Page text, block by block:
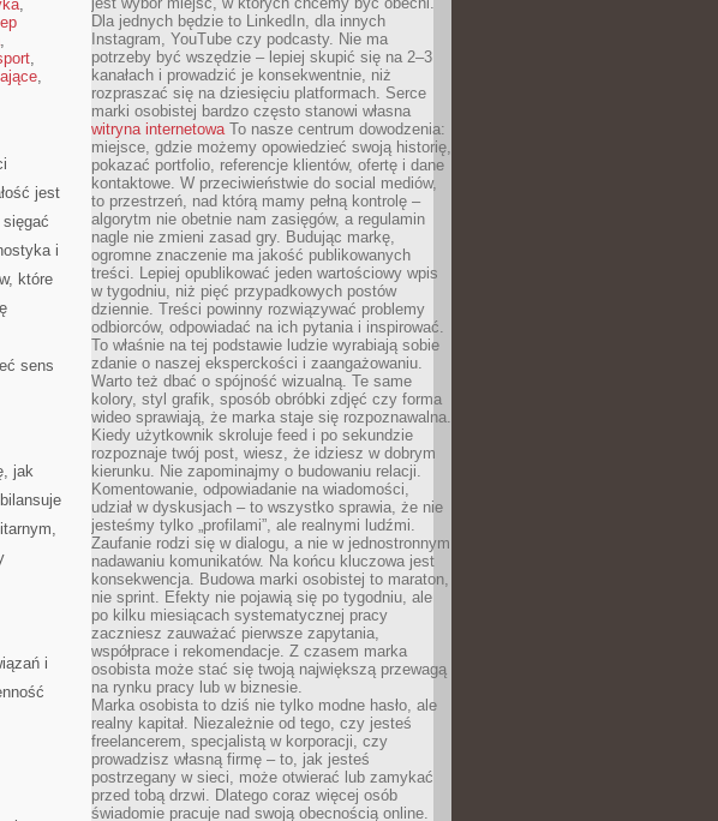
,
,
,
,
jest
i
które
sens
jak
i
Dla jednych będzie to LinkedIn, dla innych
Instagram, YouTube czy podcasty. Nie ma
potrzeby być wszędzie – lepiej skupić się na 2–3
kanałach i prowadzić je konsekwentnie, niż
rozpraszać się na dziesięciu platformach. Serce
marki osobistej bardzo często stanowi własna
witryna internetowaTo nasze centrum dowodzenia:
miejsce, gdzie możemy opowiedzieć swoją historię,
pokazać portfolio, referencje klientów, ofertę i dane
kontaktowe. W przeciwieństwie do social mediów,
to przestrzeń, nad którą mamy pełną kontrolę –
algorytm nie obetnie nam zasięgów, a regulamin
nagle nie zmieni zasad gry. Budując markę,
ogromne znaczenie ma jakość publikowanych
treści. Lepiej opublikować jeden wartościowy wpis
w tygodniu, niż pięć przypadkowych postów
dziennie. Treści powinny rozwiązywać problemy
odbiorców, odpowiadać na ich pytania i inspirować.
To właśnie na tej podstawie ludzie wyrabiają sobie
zdanie o naszej eksperckości i zaangażowaniu.
Warto też dbać o spójność wizualną. Te same
kolory, styl grafik, sposób obróbki zdjęć czy forma
wideo sprawiają, że marka staje się rozpoznawalna.
Kiedy użytkownik skroluje feed i po sekundzie
rozpoznaje twój post, wiesz, że idziesz w dobrym
kierunku. Nie zapominajmy o budowaniu relacji.
Komentowanie, odpowiadanie na wiadomości,
udział w dyskusjach – to wszystko sprawia, że nie
jesteśmy tylko „profilami”, ale realnymi ludźmi.
Zaufanie rodzi się w dialogu, a nie w jednostronnym
nadawaniu komunikatów. Na końcu kluczowa jest
konsekwencja. Budowa marki osobistej to maraton,
nie sprint. Efekty nie pojawią się po tygodniu, ale
po kilku miesiącach systematycznej pracy
zaczniesz zauważać pierwsze zapytania,
współprace i rekomendacje. Z czasem marka
osobista może stać się twoją największą przewagą
na rynku pracy lub w biznesie.
Marka osobista to dziś nie tylko modne hasło, ale
realny kapitał. Niezależnie od tego, czy jesteś
freelancerem, specjalistą w korporacji, czy
prowadzisz własną firmę – to, jak jesteś
postrzegany w sieci, może otwierać lub zamykać
przed tobą drzwi. Dlatego coraz więcej osób
świadomie pracuje nad swoją obecnością online.